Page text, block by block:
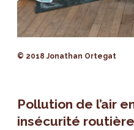
© 2018 Jonathan Ortegat
Pollution de l’air
insécurité